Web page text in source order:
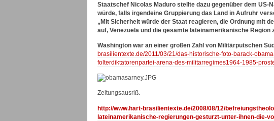
Staatschef Nicolas Maduro stellte dazu gegenüber dem US-
würde, falls irgendeine Gruppierung das Land in Aufruhr
„Mit Sicherheit würde der Staat reagieren, die Ordnung mit
auf, Venezuela und die gesamte lateinamerikanische Region
Washington war an einer großen Zahl von Militärputschen
brasilientexte.de/2011/03/21/das-historische-foto-barack-
folterdiktatorenpartei-arena-des-militarregimes1964-1985-
Zeitungsausriß.
http://www.hart-brasilientexte.de/2008/08/12/
lateinamerikanische-regierungen-gesturzt-unter-ihnen-die-